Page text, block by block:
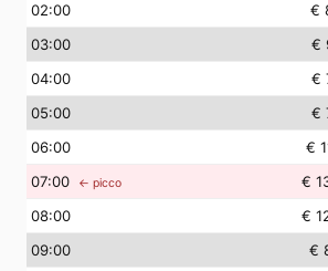
02:00 €
03:00 €
04:00 €
05:00 €
06:00 €
07:00 ← picco €
08:00 €
09:00 €